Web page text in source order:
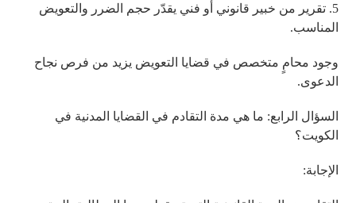
5. تقرير من خبير قانوني أو فني يقدّر حجم الضرر والتعويض
المناسب.
وجود محامٍ متخصص في قضايا التعويض يزيد من فرص نجاح
الدعوى.
السؤال الرابع: ما هي مدة التقادم في القضايا المدنية في
الكويت؟
الإجابة: